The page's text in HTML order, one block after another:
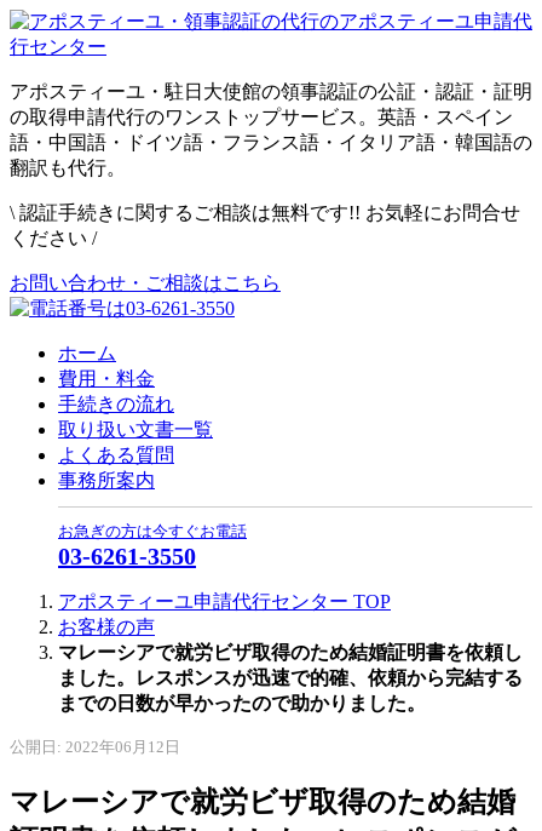
アポスティーユ・駐日大使館の領事認証の公証・認証・証明
の取得申請代行のワンストップサービス。英語・スペイン
語・中国語・ドイツ語・フランス語・イタリア語・韓国語の
翻訳も代行。
\ 認証手続きに関するご相談は無料です!! お気軽にお問合せ
ください /
お問い合わせ・ご相談はこちら
ホーム
費用・料金
手続きの流れ
取り扱い文書一覧
よくある質問
事務所案内
お急ぎの方は今すぐお電話
03-6261-3550
アポスティーユ申請代行センター TOP
お客様の声
マレーシアで就労ビザ取得のため結婚証明書を依頼し
ました。レスポンスが迅速で的確、依頼から完結する
までの日数が早かったので助かりました。
公開日: 2022年06月12日
マレーシアで就労ビザ取得のため結婚